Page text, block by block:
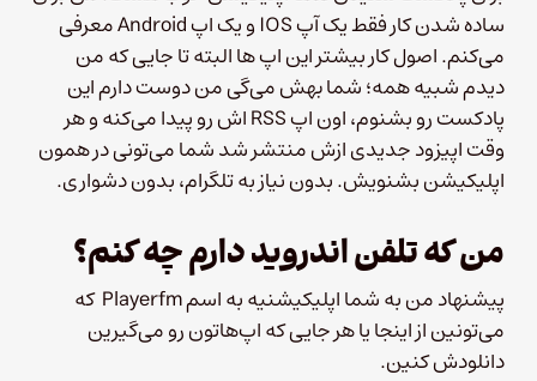
ساده شدن کار فقط یک آپ IOS و یک اپ Android معرفی
می‌کنم. اصول کار بیشتر این اپ ها البته تا جایی که من
دیدم شبیه همه؛ شما بهش می‌گی من دوست دارم این
پادکست رو بشنوم، اون اپ RSS اش رو پیدا می‌کنه و هر
وقت اپیزود جدیدی ازش منتشر شد شما می‌تونی در همون
اپلیکیشن بشنویش. بدون نیاز به تلگرام، بدون دشواری.
من که تلفن اندروید دارم چه کنم؟
پیشنهاد من به شما اپلیکیشنیه به اسم Playerfm که
می‌تونین از اینجا یا هر جایی که اپ‌هاتون رو می‌گیرین
دانلودش کنین.